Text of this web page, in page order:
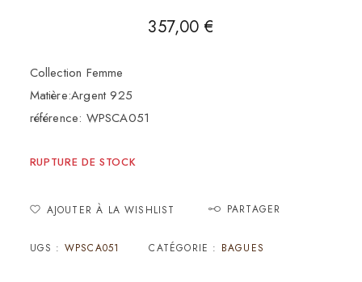
357,00€
Collection Femme
Matière:Argent 925
référence: WPSCA051
RUPTURE DE STOCK
AJOUTER À LA WISHLIST PARTAGER
UGS : WPSCA051 CATÉGORIE : BAGUES